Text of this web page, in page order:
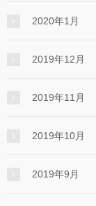
2020年1月
2019年12月
2019年11月
2019年10月
2019年9月